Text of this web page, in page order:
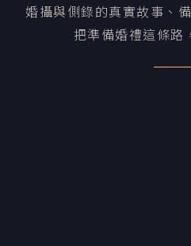
婚攝與側錄的真實故事、
把準備婚禮這條路